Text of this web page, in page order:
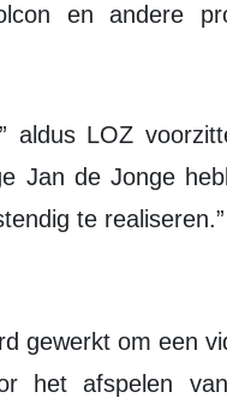
en andere
Jan de Jonge
te realiseren.”
het afspelen